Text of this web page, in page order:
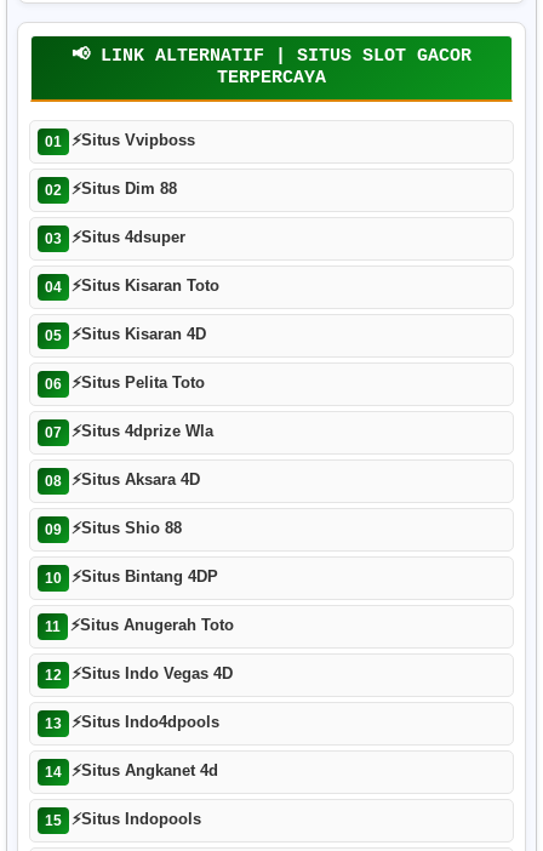
📢 LINK ALTERNATIF | SITUS SLOT GACOR
TERPERCAYA
01 ⚡Situs Vvipboss
02 ⚡Situs Dim 88
03 ⚡Situs 4dsuper
04 ⚡Situs Kisaran Toto
05 ⚡Situs Kisaran 4D
06 ⚡Situs Pelita Toto
07 ⚡Situs 4dprize Wla
08 ⚡Situs Aksara 4D
09 ⚡Situs Shio 88
10 ⚡Situs Bintang 4DP
11 ⚡Situs Anugerah Toto
12 ⚡Situs Indo Vegas 4D
13 ⚡Situs Indo4dpools
14 ⚡Situs Angkanet 4d
15 ⚡Situs Indopools